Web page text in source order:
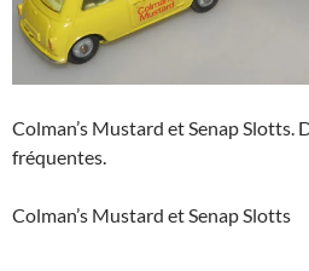
Colman’s Mustard et Senap Slotts.
fréquentes.
Colman’s Mustard et Senap Slotts